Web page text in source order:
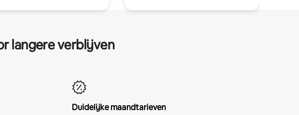
langere verblijven
Duidelijke maandtarieven